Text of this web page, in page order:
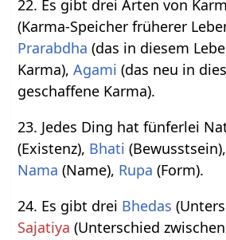
22. Es gibt drei Arten von
(Karma-Speicher früherer
Prarabdha (das in diesem
Karma),Agami (das neu in
geschaffene Karma).
23. Jedes Ding hat fünferlei
(Existenz), Bhati (Bewusstsein),
Nama (Name), Rupa (Form).
24. Es gibt drei Bhedas
Sajatiya (Unterschied